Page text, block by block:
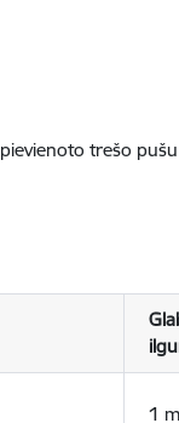
trešo
1